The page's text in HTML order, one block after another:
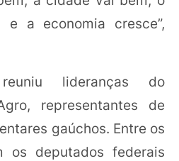
a economia cresce”,
lideranças do
representantes de
gaúchos. Entre os
os deputados federais